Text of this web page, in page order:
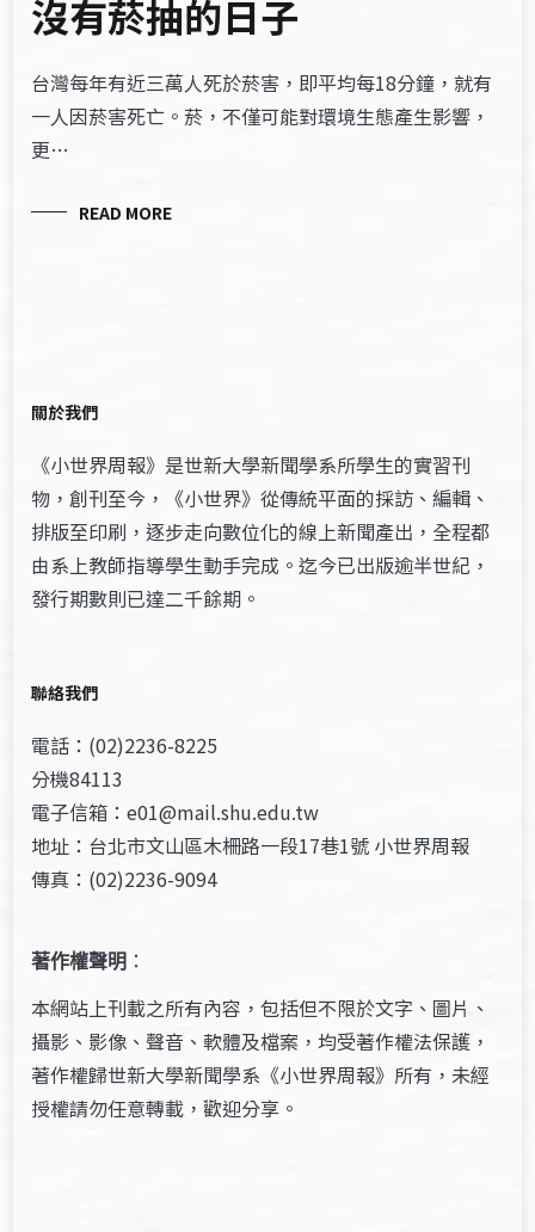
沒有菸抽的日子
台灣每年有近三萬人死於菸害，即平均每18分鐘，就有
一人因菸害死亡。菸，不僅可能對環境生態產生影響，
更…
READ MORE
關於我們
《小世界周報》是世新大學新聞學系所學生的實習刊
物，創刊至今，《小世界》從傳統平面的採訪、編輯、
排版至印刷，逐步走向數位化的線上新聞產出，全程都
由系上教師指導學生動手完成。迄今已出版逾半世紀，
發行期數則已達二千餘期。
聯絡我們
電話：(02)2236-8225
分機84113
電子信箱：e01@mail.shu.edu.tw
地址：台北市文山區木柵路一段17巷1號 小世界周報
傳真：(02)2236-9094
著作權聲明 ：
本網站上刊載之所有內容，包括但不限於文字、圖片、
攝影、影像、聲音、軟體及檔案，均受著作權法保護，
著作權歸世新大學新聞學系《小世界周報》所有，未經
授權請勿任意轉載，歡迎分享。